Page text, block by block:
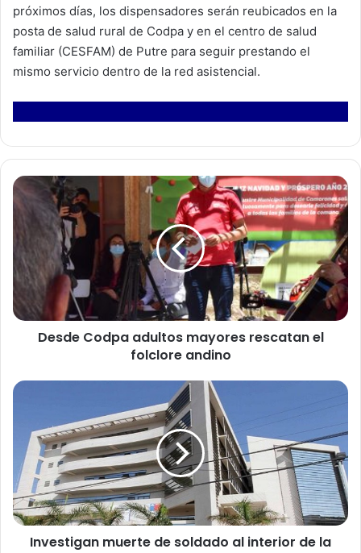
próximos días, los dispensadores serán reubicados en la
posta de salud rural de Codpa y en el centro de salud
familiar (CESFAM) de Putre para seguir prestando el
mismo servicio dentro de la red asistencial.
D
e
d
e
C
o
d
p
u
m
a
y
o
Desde Codpa adultos mayores rescatan el
folclore andino
I
i
g
a
Investigan muerte de soldado al interior de la